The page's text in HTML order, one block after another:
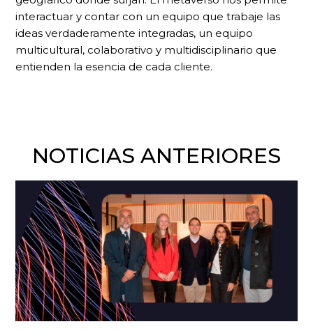
interactuar y contar con un equipo que trabaje las
ideas verdaderamente integradas, un equipo
multicultural, colaborativo y multidisciplinario que
entienden la esencia de cada cliente.
NOTICIAS ANTERIORES